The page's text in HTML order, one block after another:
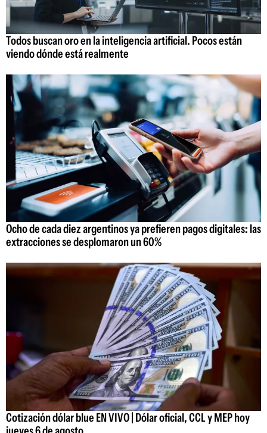
Todos buscan oro en la inteligencia artificial. Pocos están
viendo dónde está realmente
Ocho de cada diez argentinos ya prefieren pagos digitales: las
extracciones se desplomaron un 60%
Cotización dólar blue EN VIVO | Dólar oficial, CCL y MEP hoy